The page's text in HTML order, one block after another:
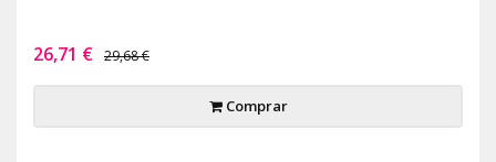
26,71 € 29,68 €
Comprar